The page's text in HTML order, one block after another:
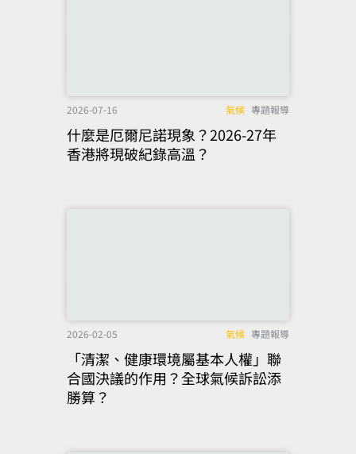
2026-07-16 氣候 專題報導
什麼是厄爾尼諾現象？2026-27年
香港將現破紀錄高溫？
2026-02-05 氣候 專題報導
「清潔、健康環境屬基本人權」聯
合國決議的作用？全球氣候訴訟添
勝算？